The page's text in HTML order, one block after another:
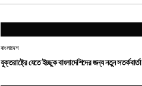
বাংলাদেশ
যুক্তরাষ্ট্রে যেতে ইচ্ছুক বাংলাদেশিদের জন্য নতুন সতর্কবার্তা